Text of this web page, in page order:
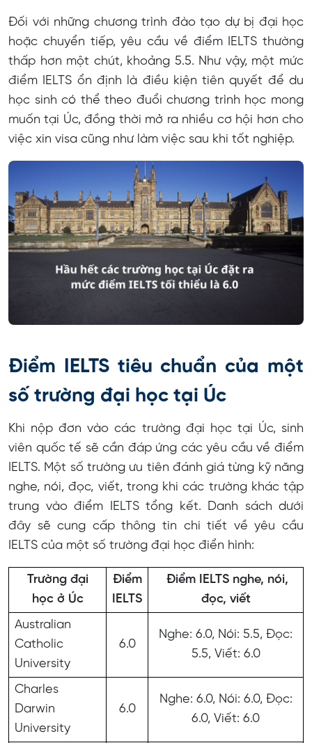
Đối với những chương trình đào tạo dự bị đại học
hoặc chuyển tiếp, yêu cầu về điểm IELTS thường
thấp hơn một chút, khoảng 5.5. Như vậy, một mức
điểm IELTS ổn định là điều kiện tiên quyết để du
học sinh có thể theo đuổi chương trình học mong
muốn tại Úc, đồng thời mở ra nhiều cơ hội hơn cho
việc xin visa cũng như làm việc sau khi tốt nghiệp.
Điểm IELTS tiêu chuẩn của một
số trường đại học tại Úc
Khi nộp đơn vào các trường đại học tại Úc, sinh
viên quốc tế sẽ cần đáp ứng các yêu cầu về điểm
IELTS. Một số trường ưu tiên đánh giá từng kỹ năng
nghe, nói, đọc, viết, trong khi các trường khác tập
trung vào điểm IELTS tổng kết. Danh sách dưới
đây sẽ cung cấp thông tin chi tiết về yêu cầu
IELTS của một số trường đại học điển hình:
Trường đại
học ở Úc
Điểm
IELTS
Điểm IELTS nghe, nói,
đọc, viết
Australian
Catholic
University
6.0
Nghe: 6.0, Nói: 5.5, Đọc:
5.5, Viết: 6.0
Charles
Darwin
University
6.0
Nghe: 6.0, Nói: 6.0, Đọc:
6.0, Viết: 6.0